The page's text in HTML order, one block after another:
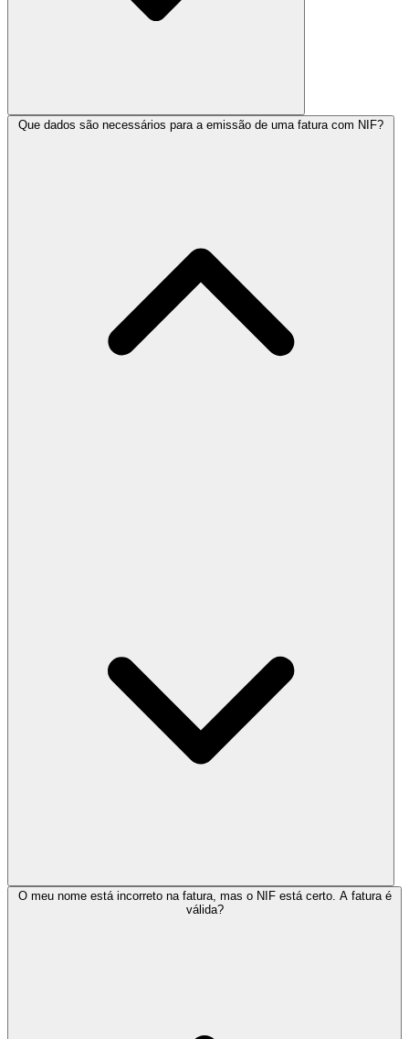
Que dados são necessários para a emissão de uma fatura com NIF?
O meu nome está incorreto na fatura, mas o NIF está certo. A fatura é
válida?